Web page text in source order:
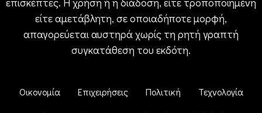
είτε αμετάβλητη, σε οποιαδήποτε μορφή,
απαγορεύεται αυστηρά χωρίς τη ρητή γραπτή
συγκατάθεση του εκδότη.
Οικονομία Επιχειρήσεις Πολιτική Τεχνολογία